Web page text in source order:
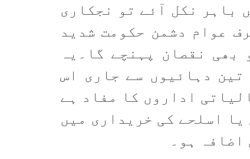
باہر نکل آئے تو نجکاری
عوام دشمن حکومت شدید
نقصان پہنچے گا۔یہ
دہائیوں سے جاری اس
اداروں کا مفاد ہے
اسلحے کی خریداری میں
ہو۔